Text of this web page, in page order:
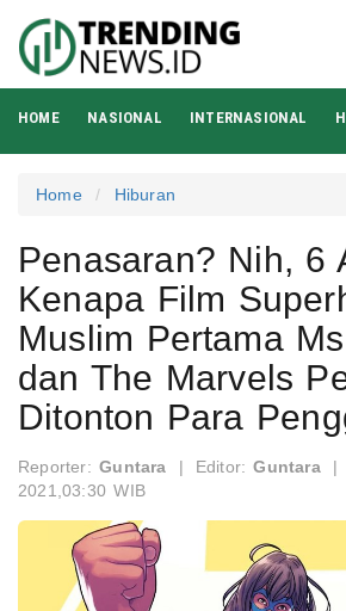
HOME NASIONAL INTERNASIONAL
Home Hiburan
Penasaran? Nih, 6
Kenapa Film
Muslim Pertama
dan The Marvels
Ditonton Para
Reporter:Guntara | Editor:Guntara |
2021,03:30 WIB